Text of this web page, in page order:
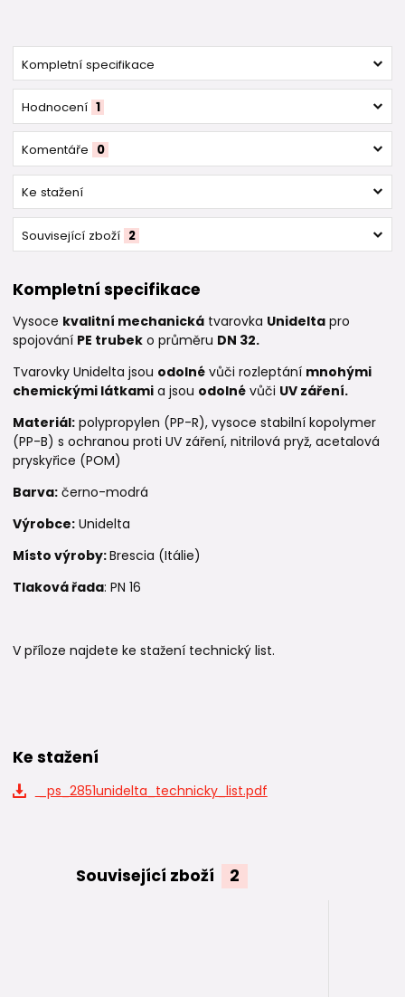
Kompletní specifikace
Hodnocení 1
Komentáře 0
Ke stažení
Související zboží 2
Kompletní specifikace
Vysoce kvalitní mechanická tvarovka Unidelta pro
spojování PE trubek o průměru DN 32.
Tvarovky Unidelta jsou odolné vůči rozleptání mnohými
chemickými látkami a jsou odolné vůči UV záření.
Materiál: polypropylen (PP-R), vysoce stabilní kopolymer
(PP-B) s ochranou proti UV záření, nitrilová pryž, acetalová
pryskyřice (POM)
Barva: černo-modrá
Výrobce: Unidelta
Místo výroby:Brescia (Itálie)
Tlaková řada: PN 16
V příloze najdete ke stažení technický list.
Ke stažení
_ps_2851unidelta_technicky_list.pdf
Související zboží 2